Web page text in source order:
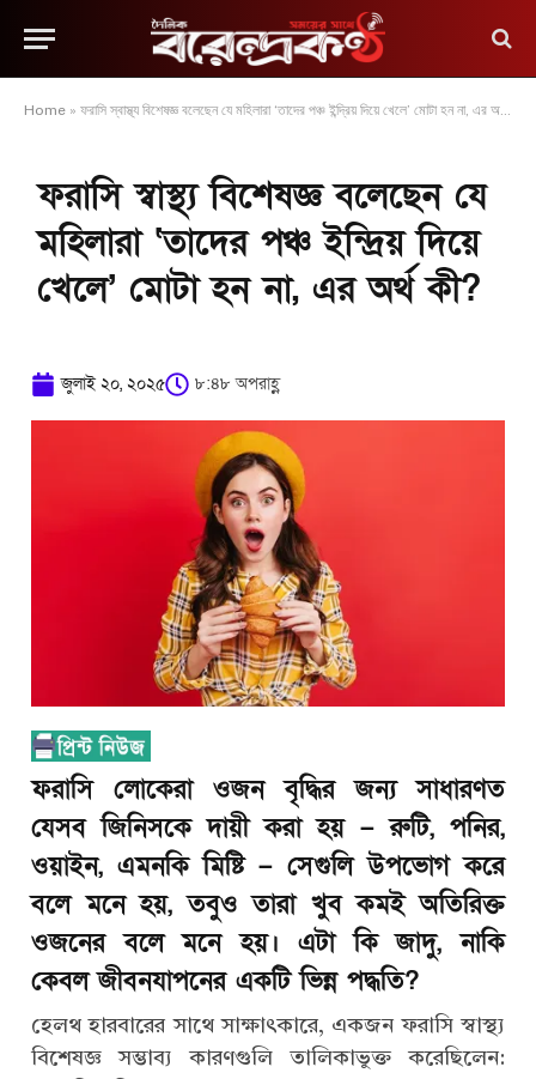
Home » ফরাসি স্বাস্থ্য বিশেষজ্ঞ বলেছেন যে মহিলারা ‘তাদের পঞ্চ ইন্দ্রিয় দিয়ে খেলে’ মোটা হন না, এর অর্থ কী?
ফরাসি স্বাস্থ্য বিশেষজ্ঞ বলেছেন যে
মহিলারা ‘তাদের পঞ্চ ইন্দ্রিয় দিয়ে
খেলে’ মোটা হন না, এর অর্থ কী?
জুলাই ২০, ২০২৫ ৮:৪৮ অপরাহ্ণ
ফরাসি লোকেরা ওজন বৃদ্ধির জন্য সাধারণত
যেসব জিনিসকে দায়ী করা হয় – রুটি, পনির,
ওয়াইন, এমনকি মিষ্টি – সেগুলি উপভোগ করে
বলে মনে হয়, তবুও তারা খুব কমই অতিরিক্ত
ওজনের বলে মনে হয়। এটা কি জাদু, নাকি
কেবল জীবনযাপনের একটি ভিন্ন পদ্ধতি?
হেলথ হারবারের সাথে সাক্ষাৎকারে, একজন ফরাসি স্বাস্থ্য
বিশেষজ্ঞ সম্ভাব্য কারণগুলি তালিকাভুক্ত করেছিলেন: